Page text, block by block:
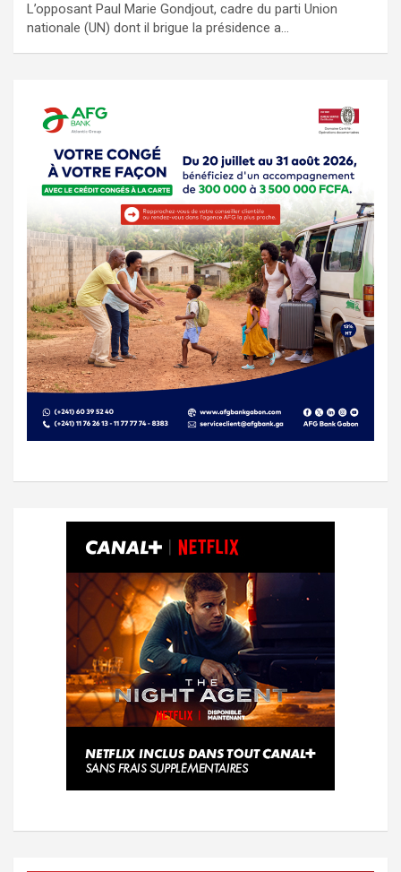
L’opposant Paul Marie Gondjout, cadre du parti Union
nationale (UN) dont il brigue la présidence a…